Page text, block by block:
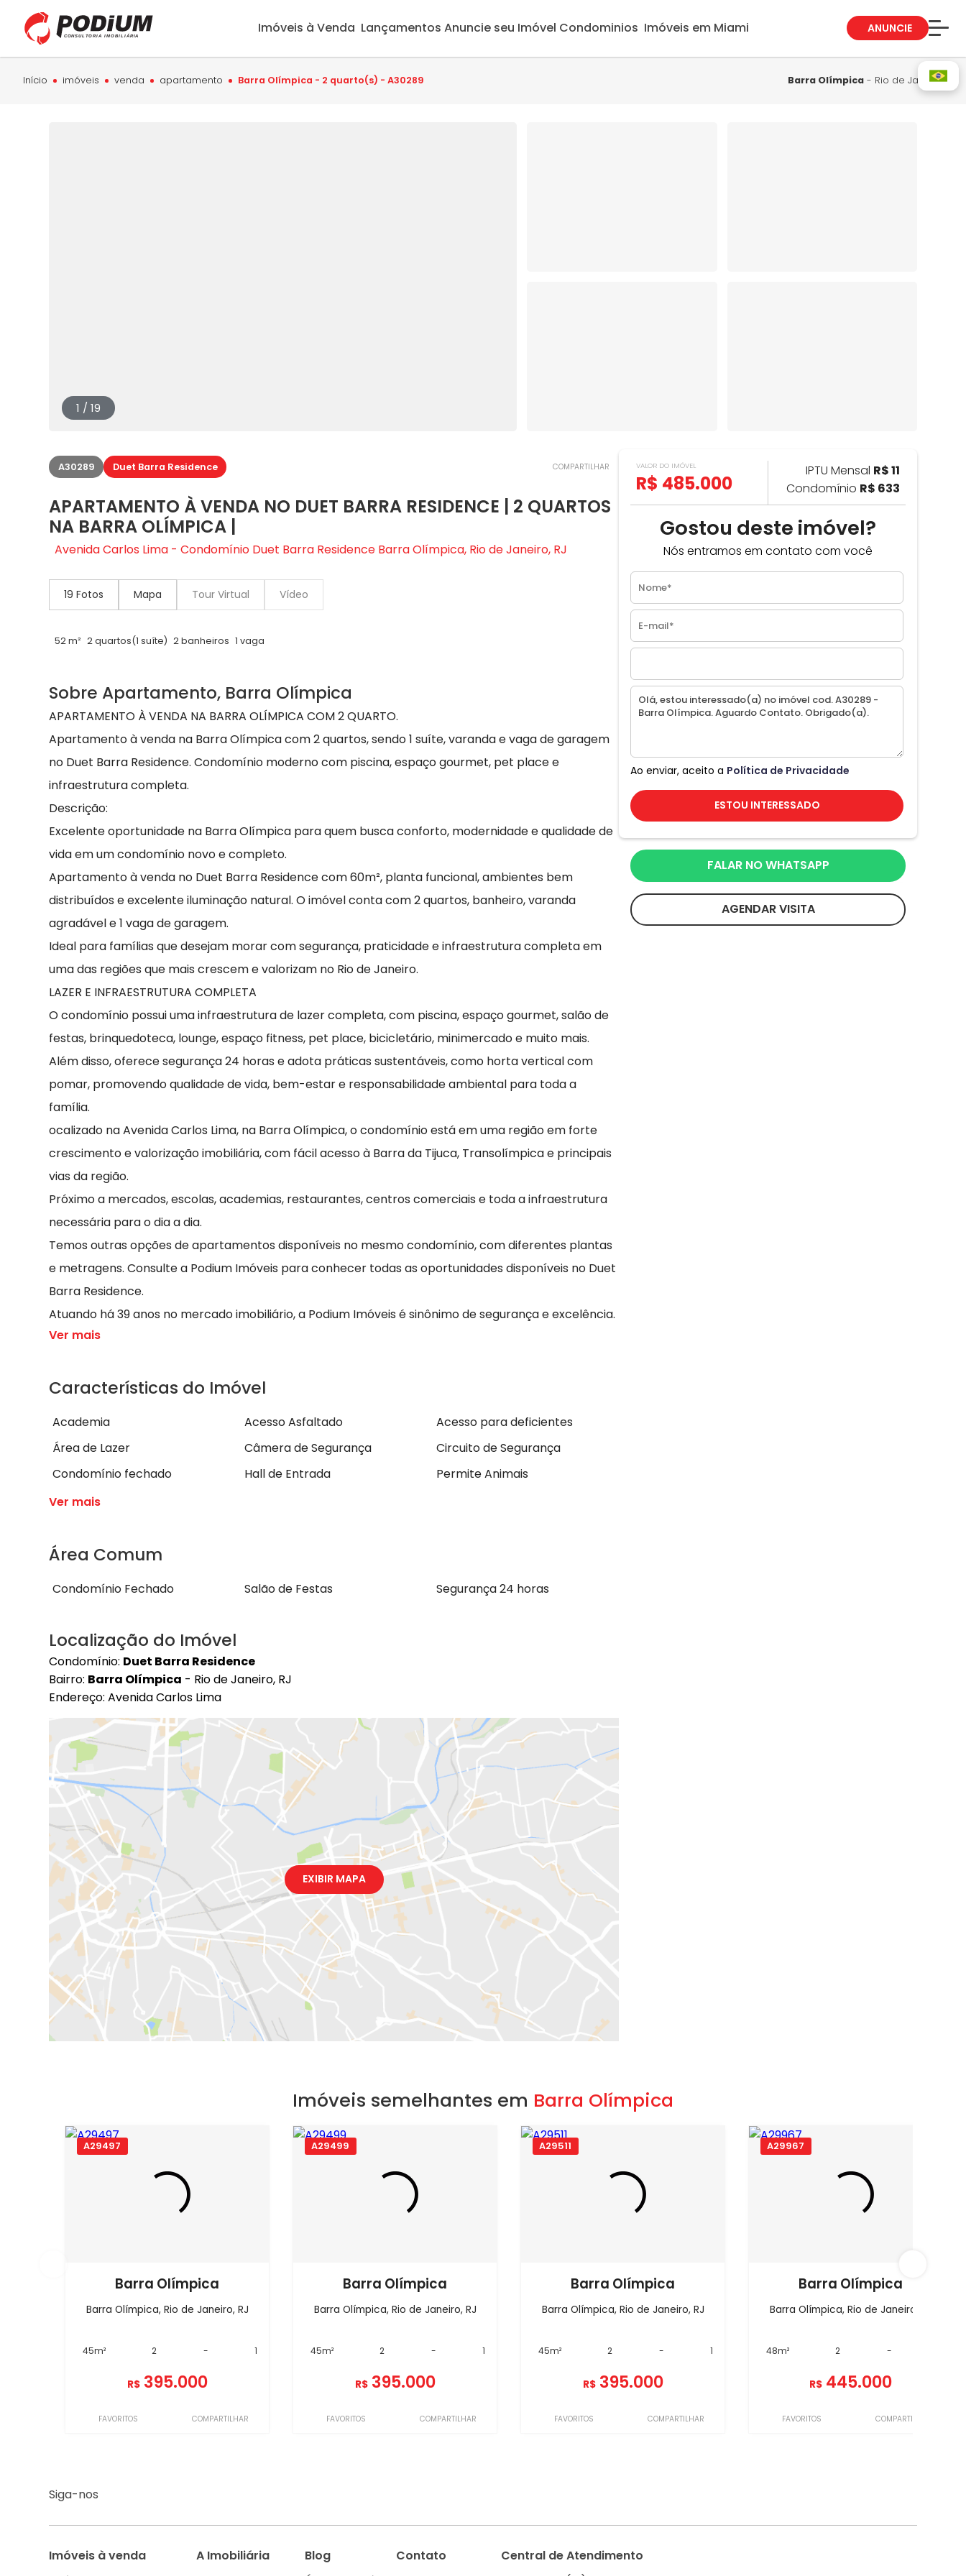
Imóveis à Venda Lançamentos Anuncie seu Imóvel Condominios Imóveis em Miami ANUNCIE
Sobre Nós
Fale Conosco
Início imóveis venda apartamento Barra Olímpica - 2 quarto(s) - A30289 Barra Olímpica - Rio de Janeiro
1 / 19
A30289 Duet Barra Residence COMPARTILHAR
APARTAMENTO À VENDA NO DUET BARRA RESIDENCE | 2 QUARTOS
NA BARRA OLÍMPICA |
Avenida Carlos Lima - Condomínio Duet Barra Residence Barra Olímpica, Rio de Janeiro, RJ
19 Fotos Mapa Tour Virtual Vídeo
52 m² 2 quartos(1 suíte) 2 banheiros 1 vaga
Sobre Apartamento, Barra Olímpica
APARTAMENTO À VENDA NA BARRA OLÍMPICA COM 2 QUARTO.
Apartamento à venda na Barra Olímpica com 2 quartos, sendo 1 suíte, varanda e vaga de garagem
no Duet Barra Residence. Condomínio moderno com piscina, espaço gourmet, pet place e
infraestrutura completa.
Descrição:
Excelente oportunidade na Barra Olímpica para quem busca conforto, modernidade e qualidade de
vida em um condomínio novo e completo.
Apartamento à venda no Duet Barra Residence com 60m², planta funcional, ambientes bem
distribuídos e excelente iluminação natural. O imóvel conta com 2 quartos, banheiro, varanda
agradável e 1 vaga de garagem.
Ideal para famílias que desejam morar com segurança, praticidade e infraestrutura completa em
uma das regiões que mais crescem e valorizam no Rio de Janeiro.
LAZER E INFRAESTRUTURA COMPLETA
O condomínio possui uma infraestrutura de lazer completa, com piscina, espaço gourmet, salão de
festas, brinquedoteca, lounge, espaço fitness, pet place, bicicletário, minimercado e muito mais.
Além disso, oferece segurança 24 horas e adota práticas sustentáveis, como horta vertical com
pomar, promovendo qualidade de vida, bem-estar e responsabilidade ambiental para toda a
família.
ocalizado na Avenida Carlos Lima, na Barra Olímpica, o condomínio está em uma região em forte
crescimento e valorização imobiliária, com fácil acesso à Barra da Tijuca, Transolímpica e principais
vias da região.
Próximo a mercados, escolas, academias, restaurantes, centros comerciais e toda a infraestrutura
necessária para o dia a dia.
Temos outras opções de apartamentos disponíveis no mesmo condomínio, com diferentes plantas
e metragens. Consulte a Podium Imóveis para conhecer todas as oportunidades disponíveis no Duet
Barra Residence.
Atuando há 39 anos no mercado imobiliário, a Podium Imóveis é sinônimo de segurança e excelência.
Ver mais
Características do Imóvel
Academia Acesso Asfaltado
Acesso para deficientes
Área de Lazer
Câmera de Segurança
Circuito de Segurança
Condomínio fechado
Hall de Entrada
Permite Animais
Ver mais
Área Comum
Condomínio Fechado Salão de Festas Segurança 24 horas
Localização do Imóvel
Condomínio: Duet Barra Residence
Bairro: Barra Olímpica - Rio de Janeiro, RJ
Endereço: Avenida Carlos Lima
EXIBIR MAPA
VALOR DO IMÓVEL
R$ 485.000
IPTU Mensal R$ 11
Condomínio R$ 633
Gostou deste imóvel?
Nós entramos em contato com você
Ao enviar, aceito a Política de Privacidade
ESTOU INTERESSADO
FALAR NO WHATSAPP
AGENDAR VISITA
Imóveis semelhantes em Barra Olímpica
A29497
Barra Olímpica
Barra Olímpica, Rio de Janeiro, RJ
45m² 2 - 1
R$ 395.000
FAVORITOS COMPARTILHAR
A29499
Barra Olímpica
Barra Olímpica, Rio de Janeiro, RJ
45m² 2 - 1
R$ 395.000
FAVORITOS COMPARTILHAR
A29511
Barra Olímpica
Barra Olímpica, Rio de Janeiro, RJ
45m² 2 - 1
R$ 395.000
FAVORITOS COMPARTILHAR
A29967
Barra Olímpica
Barra Olímpica, Rio de Janeiro, RJ
48m² 2 -
R$ 445.000
FAVORITOS COMPARTILHAR
Siga-nos
Imóveis à venda
A Imobiliária
Blog
Contato
Central de Atendimento